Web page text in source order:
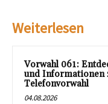
Weiterlesen
Vorwahl 061:
und Informationen
Telefonvorwahl
04.08.2026